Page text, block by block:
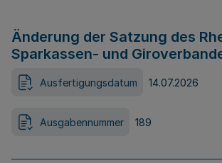
Änderung der Satzung des
Sparkassen- und
Ausfertigungsdatum 14.07.2026
Ausgabennummer 189